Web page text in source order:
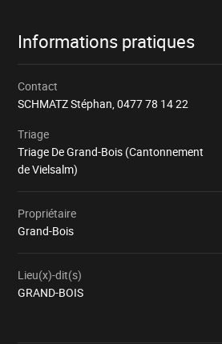
Informations pratiques
Contact
SCHMATZ Stéphan,0477 78 14 22
Triage
Triage De Grand-Bois (Cantonnement
de Vielsalm)
Propriétaire
Grand-Bois
Lieu(x)-dit(s)
GRAND-BOIS